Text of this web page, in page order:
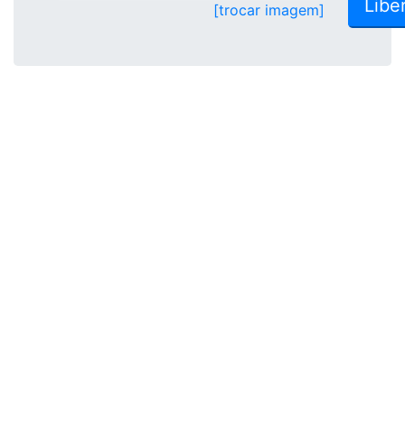
[trocar imagem]